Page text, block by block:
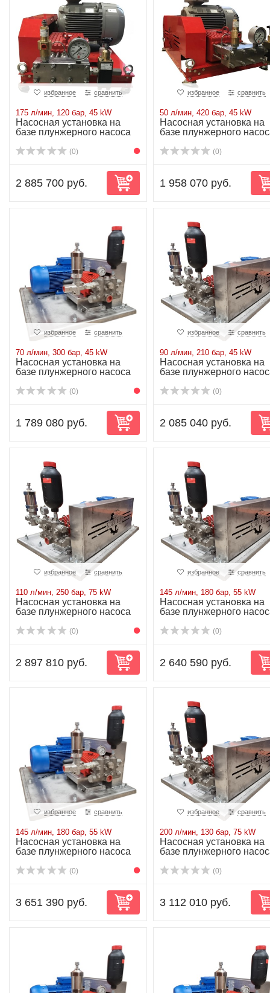
избранное сравнить
175 л/мин, 120 бар, 45 kW
Насосная установка на
базе плунжерного насоса
(0)
2 885 700 руб.
избранное сравнить
50 л/мин, 420 бар, 45 kW
Насосная установка на
базе плунжерного
(0)
1 958 070 руб.
избранное сравнить
70 л/мин, 300 бар, 45 kW
Насосная установка на
базе плунжерного насоса
(0)
1 789 080 руб.
избранное сравнить
90 л/мин, 210 бар, 45 kW
Насосная установка на
базе плунжерного
(0)
2 085 040 руб.
избранное сравнить
110 л/мин, 250 бар, 75 kW
Насосная установка на
базе плунжерного насоса
(0)
2 897 810 руб.
избранное сравнить
145 л/мин, 180 бар, 55 kW
Насосная установка на
базе плунжерного
(0)
2 640 590 руб.
избранное сравнить
145 л/мин, 180 бар, 55 kW
Насосная установка на
базе плунжерного насоса
(0)
3 651 390 руб.
избранное сравнить
200 л/мин, 130 бар, 75 kW
Насосная установка на
базе плунжерного
(0)
3 112 010 руб.